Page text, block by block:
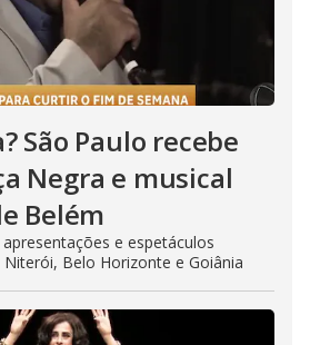
São Paulo recebe
Negra e musical
Belém
e espetáculos
Belo Horizonte e Goiânia